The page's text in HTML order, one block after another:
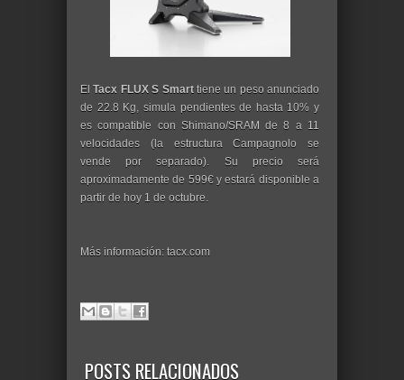
ElTacx FLUX S Smarttiene un peso anunciado
de 22.8 Kg, simula pendientes de hasta 10% y
es compatible con Shimano/SRAM de 8 a 11
velocidades (la estructura Campagnolo se
vende por separado). Su precio será
aproximadamente de 599€ y estará disponible a
partir de hoy 1 de octubre.
Más información: tacx.com
POSTS RELACIONADOS